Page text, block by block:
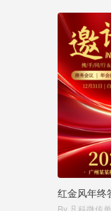
By 凡科微传单